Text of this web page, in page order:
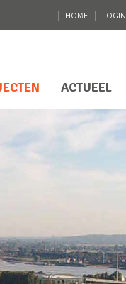
HOME LOGIN
ACTUEEL